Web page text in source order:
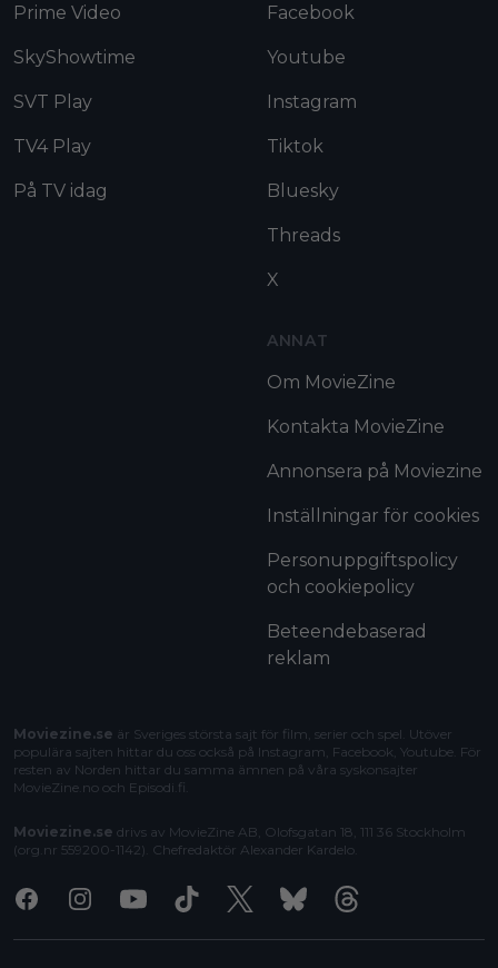
Prime Video
SkyShowtime
SVT Play
TV4 Play
På TV idag
Facebook
Youtube
Instagram
Tiktok
Bluesky
Threads
X
ANNAT
Om MovieZine
Kontakta MovieZine
Annonsera på Moviezine
Inställningar för cookies
Personuppgiftspolicy
och cookiepolicy
Beteendebaserad
reklam
Moviezine.se är Sveriges största sajt för film, serier och spel. Utöver
populära sajten hittar du oss också på Instagram, Facebook, Youtube. För
resten av Norden hittar du samma ämnen på våra syskonsajter
MovieZine.no och Episodi.fi
Moviezine.se drivs av MovieZine AB, Olofsgatan 18, 111 36 Stockholm
(org.nr 559200-1142). Chefredaktör Alexander Kardelo
FacebookInstagramYoutubeTiktok X BlueskyThreads